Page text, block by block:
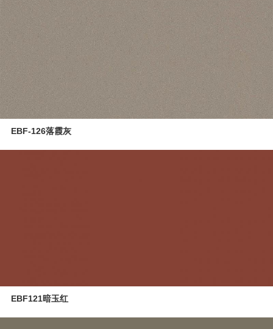
EBF-126落霞灰
EBF121暗玉红